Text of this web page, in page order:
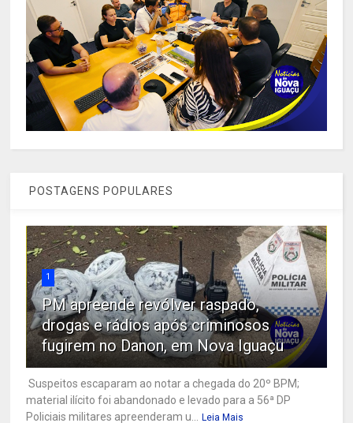
POSTAGENS POPULARES
1
PM apreende revólver raspado,
drogas e rádios após criminosos
fugirem no Danon, em Nova Iguaçu
Suspeitos escaparam ao notar a chegada do 20º BPM;
material ilícito foi abandonado e levado para a 56ª DP
Policiais militares apreenderam u... Leia Mais